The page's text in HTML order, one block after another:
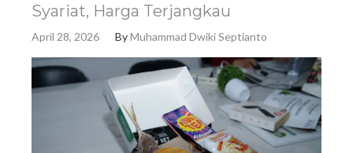
Syariat, Harga Terjangkau
April 28, 2026 ByMuhammad Dwiki Septianto